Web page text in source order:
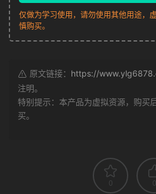
仅做为学习使用，请勿使用其他用途，
慎购买。
原文链接： https://
注明。
特别提示：本产品为虚拟资源，购买
买。
0 0